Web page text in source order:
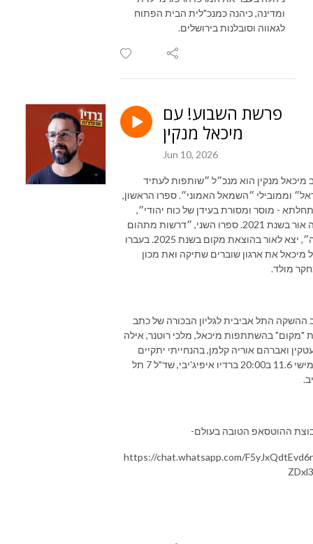
ומדינה, כיהנה כמנכ"לית הבית הפתוח
לגאווה וסובלנות בירושלים.
פרשת השבוע! עם
מיכאל מנקין
Jun 10, 2026
מיכאל מנקין הוא מנכ״ל ״שותפות לעתיד
וממובילי ״השמאל האמוני״. ספרו הראשון,
- מוסר ומסורת בעידן של כוח יהודי״,
בשנת 2021.
ספרו השני, ״דרשות מתהום
רבה״, יצא לאור בהוצאת מקום בשנת 2025. בעברו
מיכאל את ארגון שוברים שתיקה ואת מכון
מולד.
ההשקה התל אביבית לגליון הבכורה של כתב
"מקום" בהשתתפות מיכאל, מלכי רוטנר, אילה
ואברהם אוריה קלמן, בהנחייתי יתקיים
בחמישי 11.6 ב20:00 ברדיו איפיג'יבי, שד"ל 7 תל
ההוטסאפ הטובה בעולם-
https://chat.whatsapp.com/